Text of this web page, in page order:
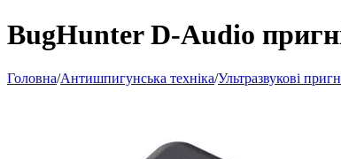
BugHunter D-Audio
Головна/Антишпигунська техніка/Ультразвукові